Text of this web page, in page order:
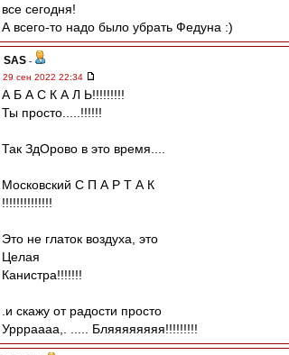
все сегодня!
А всего-то надо было убрать Федуна :)
SAS -
29 сен 2022 22:34
А Б А С К А Л Ь!!!!!!!!!
Ты просто.....!!!!!!
Так ЗдОрово в это время....
Московский С П А Р Т А К
!!!!!!!!!!!!!!
Это не глаток воздуха, это
Целая
Канистра!!!!!!!
.и скажу от радости просто
Уррраааа,. ..... Бляяяяяяяя!!!!!!!!!